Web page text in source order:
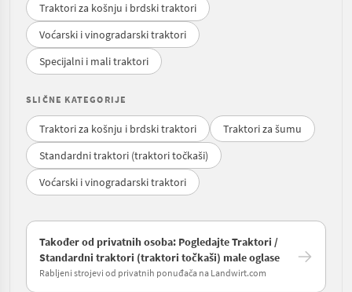
Traktori za košnju i brdski traktori
Voćarski i vinogradarski traktori
Specijalni i mali traktori
SLIČNE KATEGORIJE
Traktori za košnju i brdski traktori
Traktori za šumu
Standardni traktori (traktori točkaši)
Voćarski i vinogradarski traktori
Također od privatnih osoba: Pogledajte Traktori /
Standardni traktori (traktori točkaši) male oglase
Rabljeni strojevi od privatnih ponuđača na Landwirt.com